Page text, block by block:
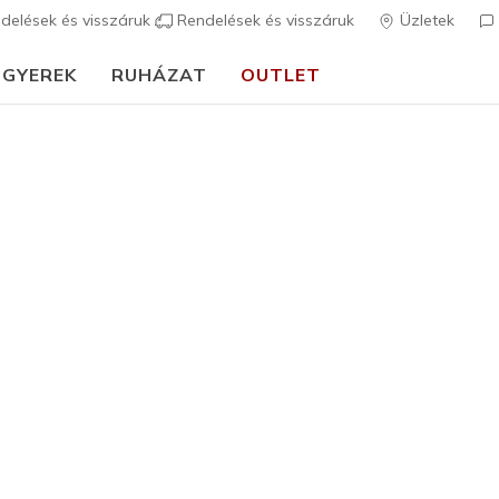
és visszáruk Rendelések és visszáruk Üzletek
GYEREK RUHÁZAT OUTLET